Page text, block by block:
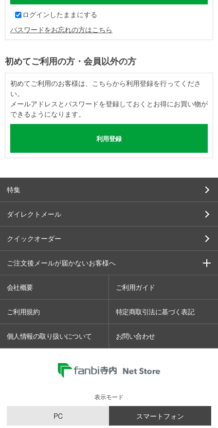
ログインしたままにする
パスワードをお忘れの方はこちら
初めてご利用の方・会員以外の方
初めてご利用のお客様は、こちらから利用登録を行ってくださ
い。
メールアドレスとパスワードを登録しておくとお得にお買い物が
できるようになります。
特集
ダイレクトメール
クイックオーダー
ご注文後メールが届かないお客様へ
会社概要 ご利用ガイド
ご利用規約 特定商取引法に基づく表記
個人情報の取り扱いについて お問い合わせ
表示モード
PC スマートフォン